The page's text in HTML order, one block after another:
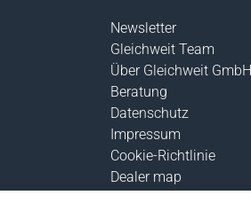
Newsletter
Gleichweit Team
Über Gleichweit GmbH
Beratung
Datenschutz
Impressum
Cookie-Richtlinie
Dealer map